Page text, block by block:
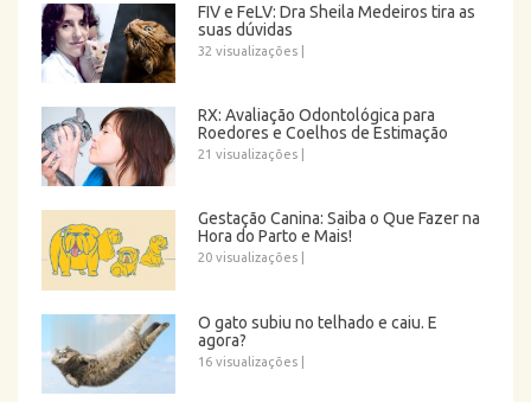
FIV e FeLV: Dra Sheila Medeiros tira as
suas dúvidas
32 visualizações
RX: Avaliação Odontológica para
Roedores e Coelhos de Estimação
21 visualizações
Gestação Canina: Saiba o Que Fazer na
Hora do Parto e Mais!
20 visualizações
O gato subiu no telhado e caiu. E
agora?
16 visualizações